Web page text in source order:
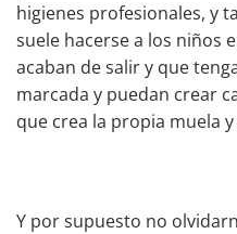
higienes profesionales, y
suele hacerse a los niños
acaban de salir y que
marcada y puedan crear
que crea la propia muela
Y por supuesto no